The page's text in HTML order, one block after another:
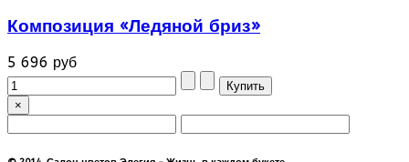
Композиция «Ледяной бриз»
5 696 руб
×